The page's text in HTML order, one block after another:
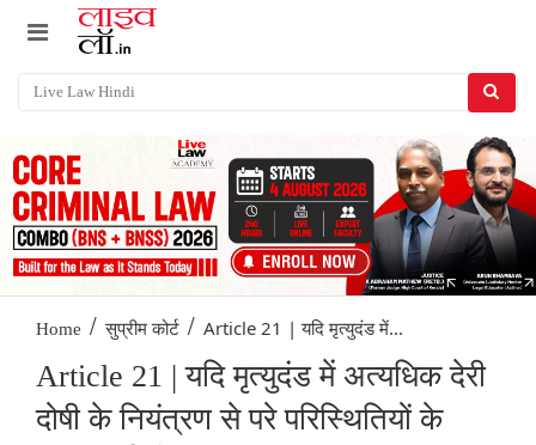
Home / सुप्रीम कोर्ट / Article 21 | यदि मृत्युदंड में...
Article 21 | यदि मृत्युदंड में अत्यधिक देरी
दोषी के नियंत्रण से परे परिस्थितियों के